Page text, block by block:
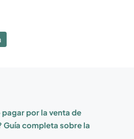
por la venta de
Guía completa sobre la